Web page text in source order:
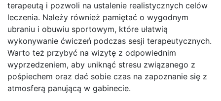
terapeutą i pozwoli na ustalenie realistycznych celów
leczenia. Należy również pamiętać o wygodnym
ubraniu i obuwiu sportowym, które ułatwią
wykonywanie ćwiczeń podczas sesji terapeutycznych.
Warto też przybyć na wizytę z odpowiednim
wyprzedzeniem, aby uniknąć stresu związanego z
pośpiechem oraz dać sobie czas na zapoznanie się z
atmosferą panującą w gabinecie.